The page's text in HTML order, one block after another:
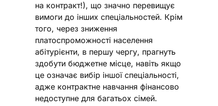
на контракт!), що значно перевищує
вимоги до інших спеціальностей. Крім
того, через зниження
платоспроможності населення
абітурієнти, в першу чергу, прагнуть
здобути бюджетне місце, навіть якщо
це означає вибір іншої спеціальності,
адже контрактне навчання фінансово
недоступне для багатьох сімей.